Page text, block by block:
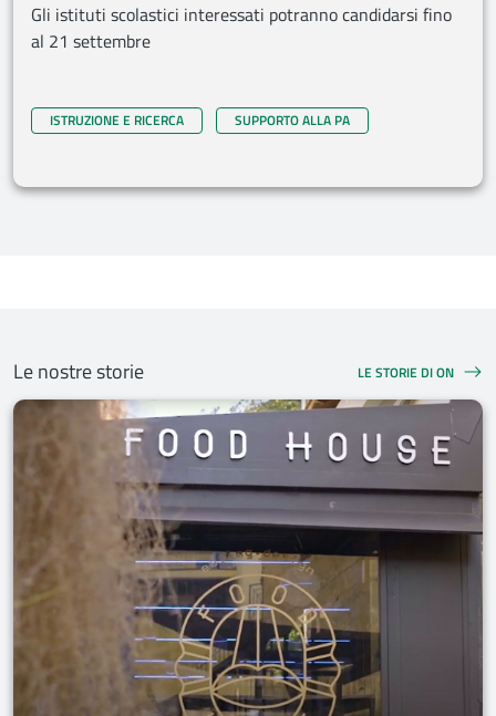
Gli istituti scolastici interessati potranno candidarsi fino
al 21 settembre
ISTRUZIONE E RICERCA SUPPORTO ALLA PA
Le nostre storie LE STORIE DI ON